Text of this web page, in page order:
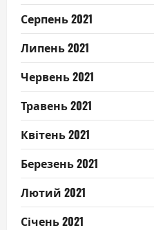
Серпень 2021
Липень 2021
Червень 2021
Травень 2021
Квітень 2021
Березень 2021
Лютий 2021
Січень 2021